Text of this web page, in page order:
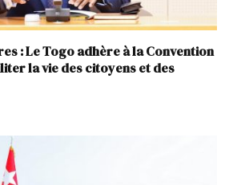
: Le Togo adhère à la Convention
la vie des citoyens et des